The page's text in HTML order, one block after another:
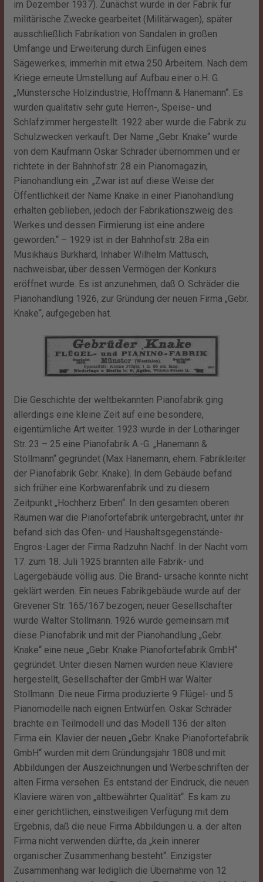
im Dezember 1937). Zunächst wurde in der Fabrik für
militärische Zwecke gearbeitet (Militärwagen), später
ausschließlich Fabrikation von Sandalen in großen
Umfange und Erweiterung durch Einfügen eines
Sägewerkes; immerhin mit etwa 250 Arbeitern. Nach dem
Kriege erneute Umstellung auf Aufbau einer o.H. G.
„Münstersche Holzindustrie, Hoffmann & Hanemann“. Es
wurden qualitativ sehr gute Herren-, Speise- und
Schlafzimmer hergestellt. 1922 aber wurde die Fabrik zu
Schulzwecken verkauft. Der Name „Gebr. Knake“ wurde
von dem Kaufmann Oskar Schräder übernommen und er
richtete in der Bahnhofstr. 28 ein Pianomagazin,
Pianohandlung ein. „Zwar ist auf diese Weise der
Öffentlichkeit der Name Knake in einer Pianohandlung
erhalten geblieben, jedoch der Fabrikationszweig des
Werkes und dessen Firmierung ist eine andere
geworden.“ – 1929 ist in der Bahnhofstr. 28a ein
Musikhaus Burkhard, Inhaber Wilhelm Mattusch,
nachweisbar, über dessen Vermögen der Konkurs
eröffnet wurde. Es ist anzunehmen, daß O. Schräder die
Pianohandlung 1926, zur Gründung der neuen Firma „Gebr.
Knake“, aufgegeben hat.
Die Geschichte der weltbekannten Pianofabrik ging
allerdings eine kleine Zeit auf eine besondere,
eigentümliche Art weiter. 1923 wurde in der Lotharinger
Str. 23 – 25 eine Pianofabrik A.-G. „Hanemann &
Stollmann“ gegründet (Max Hanemann, ehem. Fabrikleiter
der Pianofabrik Gebr. Knake). In dem Gebäude befand
sich früher eine Korbwarenfabrik und zu diesem
Zeitpunkt „Hochherz Erben“. In den gesamten oberen
Räumen war die Pianofortefabrik untergebracht, unter ihr
befand sich das Ofen- und Haushaltsgegenstände-
Engros-Lager der Firma Radzuhn Nachf. In der Nacht vom
17. zum 18. Juli 1925 brannten alle Fabrik- und
Lagergebäude völlig aus. Die Brand- ursache konnte nicht
geklärt werden. Ein neues Fabrikgebäude wurde auf der
Grevener Str. 165/167 bezogen; neuer Gesellschafter
wurde Walter Stollmann. 1926 wurde gemeinsam mit
diese Pianofabrik und mit der Pianohandlung „Gebr.
Knake“ eine neue „Gebr. Knake Pianofortefabrik GmbH“
gegründet. Unter diesen Namen wurden neue Klaviere
hergestellt, Gesellschafter der GmbH war Walter
Stollmann. Die neue Firma produzierte 9 Flügel- und 5
Pianomodelle nach eignen Entwürfen. Oskar Schräder
brachte ein Teilmodell und das Modell 136 der alten
Firma ein. Klavier der neuen „Gebr. Knake Pianofortefabrik
GmbH“ wurden mit dem Gründungsjahr 1808 und mit
Abbildungen der Auszeichnungen und Werbeschriften der
alten Firma versehen. Es entstand der Eindruck, die neuen
Klaviere wären von „altbewährter Qualität“. Es kam zu
einer gerichtlichen, einstweiligen Verfügung mit dem
Ergebnis, daß die neue Firma Abbildungen u. a. der alten
Firma nicht verwenden dürfte, da „kein innerer
organischer Zusammenhang besteht“. Einzigster
Zusammenhang war lediglich die Übernahme von 12